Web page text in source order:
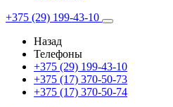
+375 (29) 199-43-10
Назад
Телефоны
+375 (29) 199-43-10
+375 (17) 370-50-73
+375 (17) 370-50-74